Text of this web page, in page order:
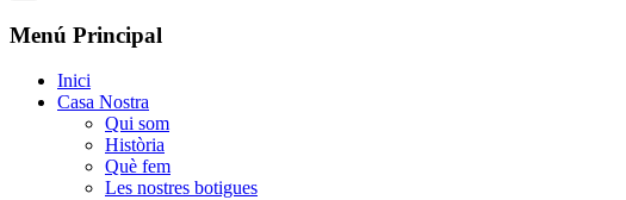
Menú Principal
Inici
Casa Nostra
Qui som
Història
Què fem
Les nostres botigues